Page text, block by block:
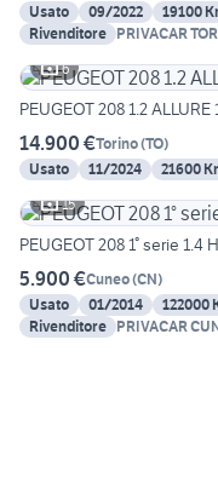
Usato
09/2022 19100
Rivenditore PRIVACAR
6
PEUGEOT 208 1.2 ALLURE
14.900 €Torino(TO)
Usato
11/2024 21600
15
PEUGEOT 208 1° serie 1.4
5.900 €Cuneo(CN)
Usato
01/2014 122000
Rivenditore PRIVACAR